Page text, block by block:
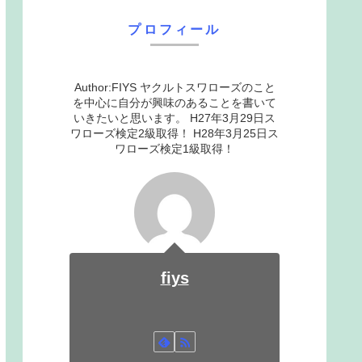
プロフィール
Author:FIYS ヤクルトスワローズのこと
を中心に自分が興味のあることを書いて
いきたいと思います。 H27年3月29日ス
ワローズ検定2級取得！ H28年3月25日ス
ワローズ検定1級取得！
fiys